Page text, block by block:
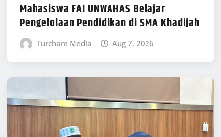
Mahasiswa FAI UNWAHAS Belajar
Pengelolaan Pendidikan di SMA Khadijah
Turcham Media Aug 7, 2026